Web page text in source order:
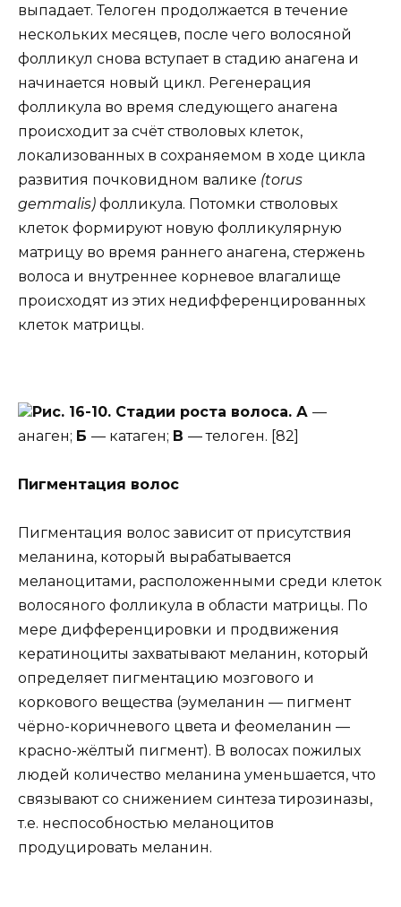
выпадает. Телоген продолжается в течение
нескольких месяцев, после чего волосяной
фолликул снова вступает в стадию анагена и
начинается новый цикл. Регенерация
фолликула во время следующего анагена
происходит за счёт стволовых клеток,
локализованных в сохраняемом в ходе цикла
развития почковидном валике (torus
gemmalis) фолликула. Потомки стволовых
клеток формируют новую фолликулярную
матрицу во время раннего анагена, стержень
волоса и внутреннее корневое влагалище
происходят из этих недифференцированных
клеток матрицы.
Рис. 16-10. Стадии роста волоса. А —
анаген; Б — катаген; В — телоген. [82]
Пигментация волос
Пигментация волос зависит от присутствия
меланина, который вырабатывается
меланоцитами, расположенными среди клеток
волосяного фолликула в области матрицы. По
мере дифференцировки и продвижения
кератиноциты захватывают меланин, который
определяет пигментацию мозгового и
коркового вещества (эумеланин — пигмент
чёрно-коричневого цвета и феомеланин —
красно-жёлтый пигмент). В волосах пожилых
людей количество меланина уменьшается, что
связывают со снижением синтеза тирозиназы,
т.е. неспособностью меланоцитов
продуцировать меланин.